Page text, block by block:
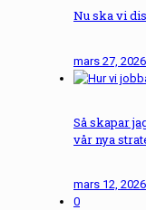
Nu ska vi
mars 27, 2026
Så skapar
vår nya
mars 12, 2026
0